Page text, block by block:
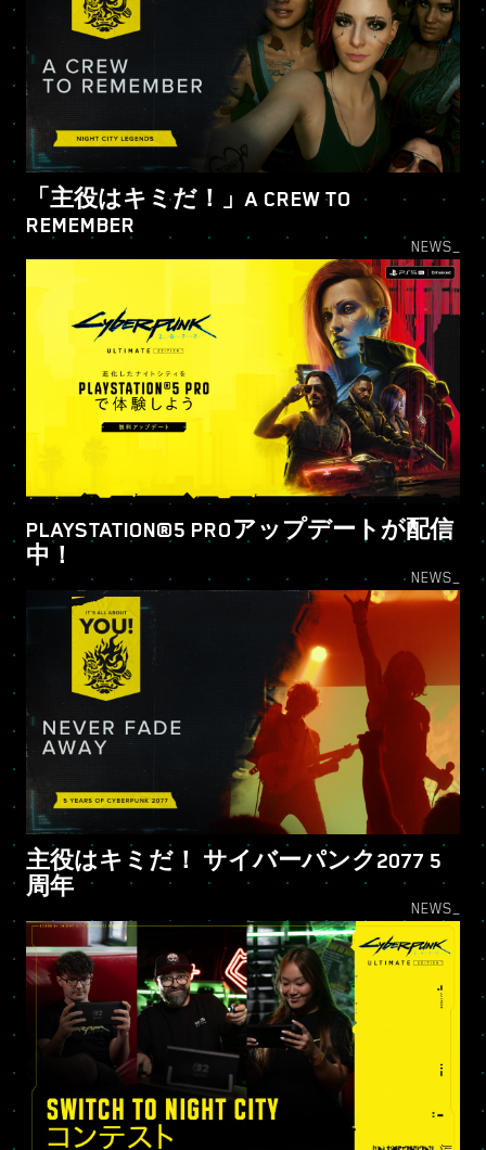
「主役はキミだ！」A CREW TO
REMEMBER
NEWS_
PLAYSTATION®5 PROアップデートが配信
中！
NEWS_
主役はキミだ！ サイバーパンク2077 5
周年
NEWS_